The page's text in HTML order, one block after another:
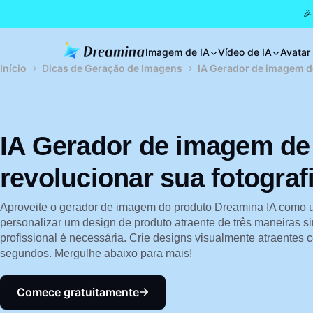
Imagem de IA Vídeo de IA Avatar
Início
Dicas de Geração de Imagens IA Gerador de imagem
IA Gerador de imagem
revolucionar sua
Aproveite o gerador de imagem do produto Dreamina IA como
personalizar um design de produto atraente de três maneiras
profissional é necessária. Crie designs visualmente atraentes
segundos. Mergulhe abaixo para mais!
Comece gratuitamente